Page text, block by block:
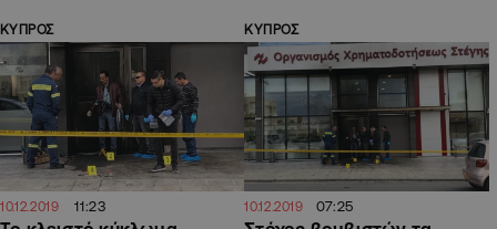
ΚΥΠΡΟΣ
10.12.2019 11:23
ΚΥΠΡΟΣ
10.12.2019 07:25